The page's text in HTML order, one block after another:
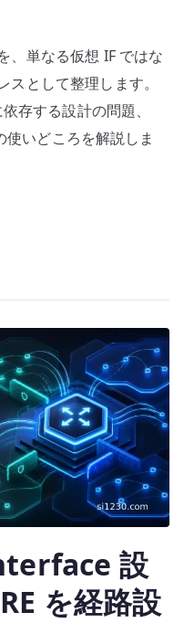
、単なる仮想 IF ではな
スとして整理します。
存する設計の問題、
使いどころを解説しま
設
を経路設